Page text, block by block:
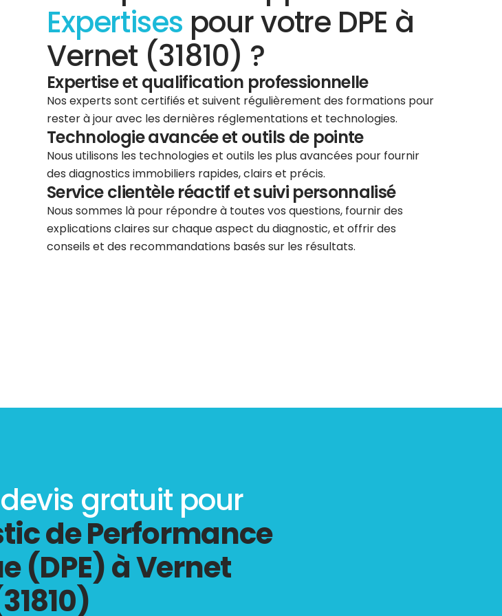
Expertises pour votre DPE à
Vernet (31810) ?
Expertise et qualification professionnelle
Nos experts sont certifiés et suivent régulièrement des formations pour
rester à jour avec les dernières réglementations et technologies.
Technologie avancée et outils de pointe
Nous utilisons les technologies et outils les plus avancées pour fournir
des diagnostics immobiliers rapides, clairs et précis.
Service clientèle réactif et suivi personnalisé
Nous sommes là pour répondre à toutes vos questions, fournir des
explications claires sur chaque aspect du diagnostic, et offrir des
conseils et des recommandations basés sur les résultats.
gratuit pour
de Performance
(DPE) à Vernet